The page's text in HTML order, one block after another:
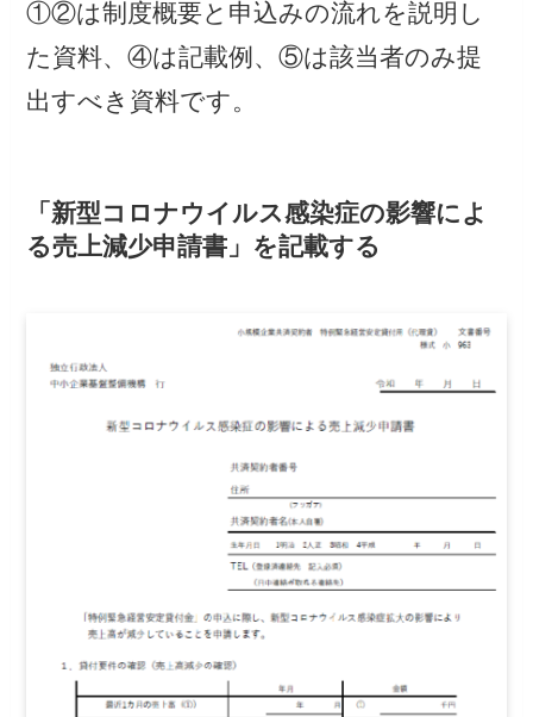
①②は制度概要と申込みの流れを説明し
た資料、④は記載例、⑤は該当者のみ提
出すべき資料です。
「新型コロナウイルス感染症の影響によ
る売上減少申請書」を記載する